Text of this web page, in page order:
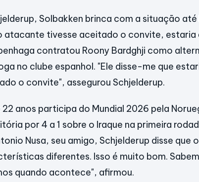
Solbakken brinca com a situação
atacante tivesse aceitado o convite, estaria
contratou Roony Bardghji como
no clube espanhol. "Ele disse-me que
o convite", assegurou Schjelderup.
anos participa do Mundial 2026 pela
por 4 a 1 sobre o Iraque na primeira
Nusa, seu amigo, Schjelderup disse que
diferentes. Isso é muito bom.
quando acontece", afirmou.